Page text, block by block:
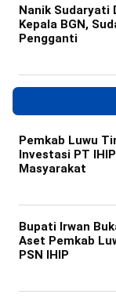
Nanik Sudaryati
Kepala BGN,
Pengganti
Pemkab Luwu
Investasi PT
Masyarakat
Bupati Irwan
Aset Pemkab
PSN IHIP